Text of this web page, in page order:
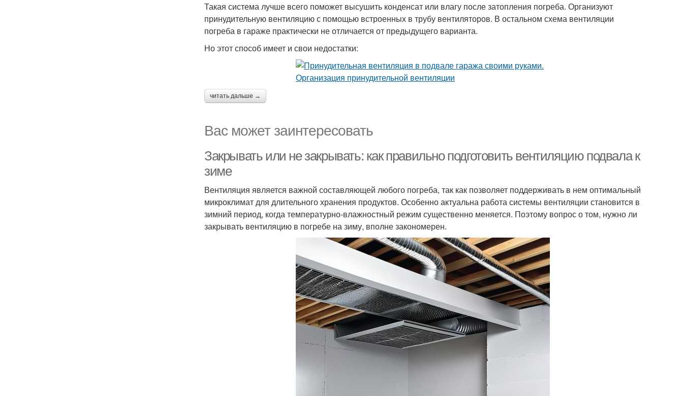
Такая система лучше всего поможет высушить конденсат или влагу после затопления погреба. Организуют
принудительную вентиляцию с помощью встроенных в трубу вентиляторов. В остальном схема вентиляции
погреба в гараже практически не отличается от предыдущего варианта.
Но этот способ имеет и свои недостатки:
читать дальше →
Вас может заинтересовать
Закрывать или не закрывать: как правильно подготовить вентиляцию подвала к
зиме
Вентиляция является важной составляющей любого погреба, так как позволяет поддерживать в нем оптимальный
микроклимат для длительного хранения продуктов. Особенно актуальна работа системы вентиляции становится в
зимний период, когда температурно-влажностный режим существенно меняется. Поэтому вопрос о том, нужно ли
закрывать вентиляцию в погребе на зиму, вполне закономерен.